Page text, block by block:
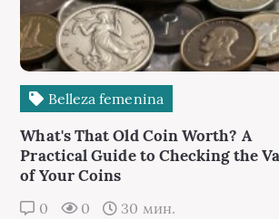
Belleza femenina
What's That Old Coin Worth? A
Practical Guide to Checking the
of Your Coins
0 0 30 мин.